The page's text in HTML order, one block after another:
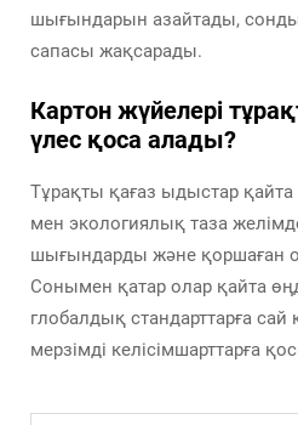
шығындарын азайтады,
сапасы жақсарады.
Картон жүйелері
үлес қоса алады?
Тұрақты қағаз ыдыстар
мен экологиялық таза
шығындарды және қоршаған
Сонымен қатар олар қайта
глобалдық стандарттарға сай
мерзімді келісімшарттарға